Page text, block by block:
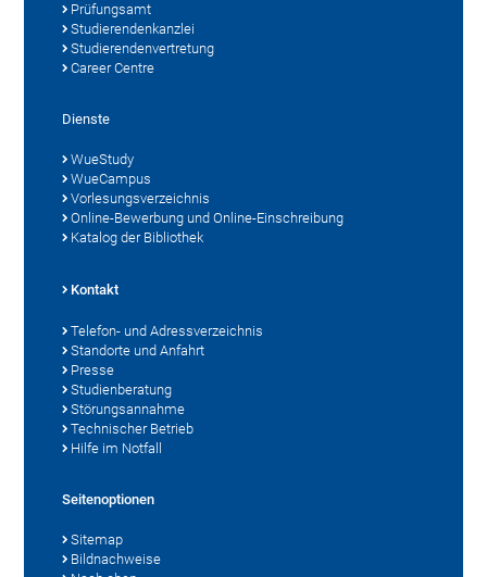
Prüfungsamt
Studierendenkanzlei
Studierendenvertretung
Career Centre
Dienste
WueStudy
WueCampus
Vorlesungsverzeichnis
Online-Bewerbung und Online-Einschreibung
Katalog der Bibliothek
Kontakt
Telefon- und Adressverzeichnis
Standorte und Anfahrt
Presse
Studienberatung
Störungsannahme
Technischer Betrieb
Hilfe im Notfall
Seitenoptionen
Sitemap
Bildnachweise